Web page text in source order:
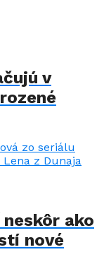
v
ako
nové